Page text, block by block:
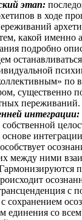
этап:
в ходе
какой именно
подробно
существенно
переживаний.
интеграции:
между ними
с
сохранением
единения со